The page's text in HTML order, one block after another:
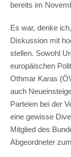
bereits im
Es war, denke
Diskussion mit
stellen. Sowohl
europäischen
Othmar Karas
auch
Parteien bei der
eine gewisse
Mitglied des
Abgeordneter